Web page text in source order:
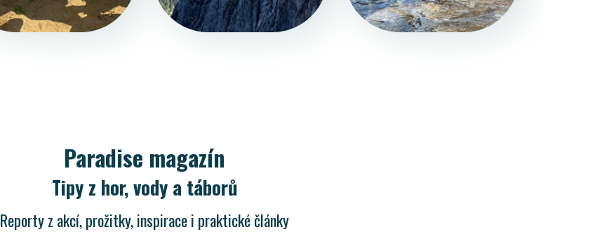
Paradise magazín
Tipy z hor, vody a táborů
Reporty z akcí, prožitky, inspirace i praktické články